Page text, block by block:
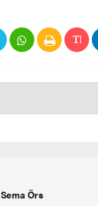
Sema Örs